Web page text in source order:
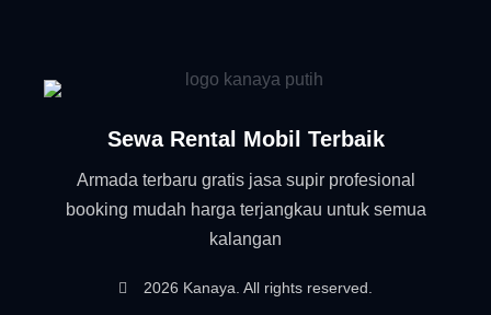
Sewa Rental Mobil Terbaik
Armada terbaru gratis jasa supir profesional
booking mudah harga terjangkau untuk semua
kalangan
2026 Kanaya. All rights reserved.